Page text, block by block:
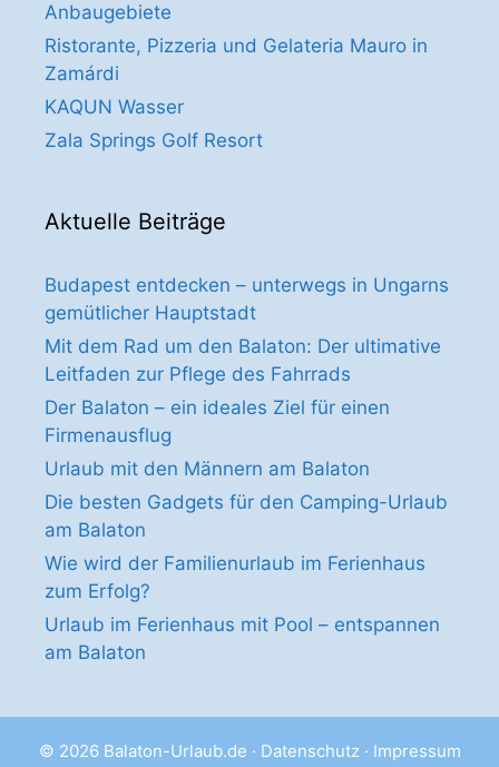
Anbaugebiete
Ristorante, Pizzeria und Gelateria Mauro in
Zamárdi
KAQUN Wasser
Zala Springs Golf Resort
Aktuelle Beiträge
Budapest entdecken – unterwegs in Ungarns
gemütlicher Hauptstadt
Mit dem Rad um den Balaton: Der ultimative
Leitfaden zur Pflege des Fahrrads
Der Balaton – ein ideales Ziel für einen
Firmenausflug
Urlaub mit den Männern am Balaton
Die besten Gadgets für den Camping-Urlaub
am Balaton
Wie wird der Familienurlaub im Ferienhaus
zum Erfolg?
Urlaub im Ferienhaus mit Pool – entspannen
am Balaton
© 2026 Balaton-Urlaub.de · Datenschutz· Impressum